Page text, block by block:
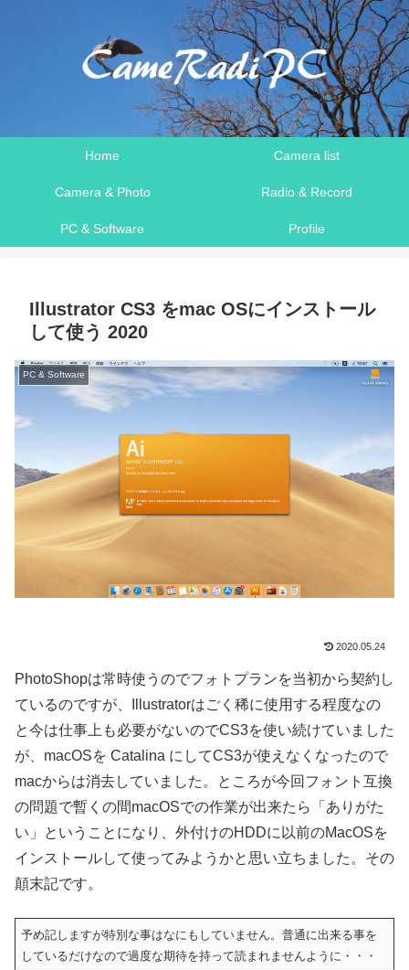
Home Camera list
Camera & Photo Radio & Record
PC & Software Profile
Illustrator CS3 をmac OSにインストール
して使う 2020
PC & Software
2020.05.24
PhotoShopは常時使うのでフォトプランを当初から契約し
ているのですが、Illustratorはごく稀に使用する程度なの
と今は仕事上も必要がないのでCS3を使い続けていました
が、macOSを Catalina にしてCS3が使えなくなったので
macからは消去していました。ところが今回フォント互換
の問題で暫くの間macOSでの作業が出来たら「ありがた
い」ということになり、外付けのHDDに以前のMacOSを
インストールして使ってみようかと思い立ちました。その
顛末記です。
予め記しますが特別な事はなにもしていません。普通に出来る事を
しているだけなので過度な期待を持って読まれませんように・・・